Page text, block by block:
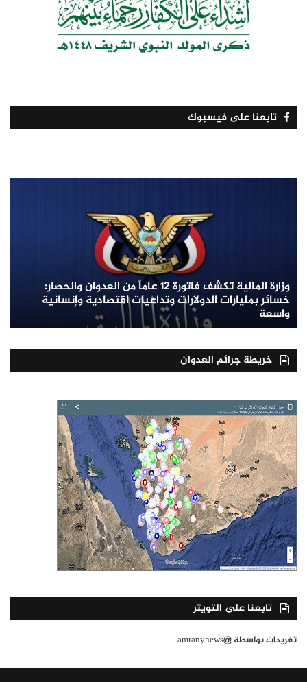
تابعنا على فيسبوك
وزارة المالية تكشف فاتورة 12 عاماً من العدوان والحصار:
خسائر بمليارات الدولارات وتداعيات اقتصادية وإنسانية
واسعة
خريطة جرائم العدوان
تابعنا على التويتر
تغريدات بواسطة @amranynews